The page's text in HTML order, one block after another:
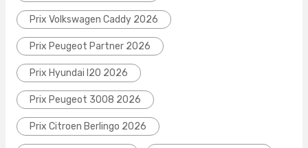
Prix Volkswagen Caddy 2026
Prix Peugeot Partner 2026
Prix Hyundai I20 2026
Prix Peugeot 3008 2026
Prix Citroen Berlingo 2026